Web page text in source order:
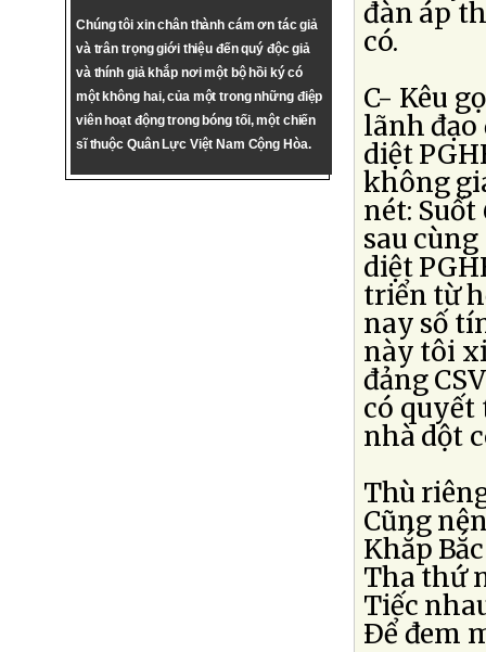
Chúng tôi xin chân thành cám ơn tác giả
và trân trọng giới thiệu đến quý độc giả
và thính giả khắp nơi một bộ hồi ký có
một không hai, của một trong những điệp
viên hoạt động trong bóng tối, một chiến
sĩ thuộc Quân Lực Việt Nam Cộng Hòa.
đàn áp
có.
C- Kêu
lãnh đạo
diệt
không
nét: Suốt
sau cùng
diệt
triển từ
nay số
này tôi
đảng
có quyết
nhà dột
Thù
Cũng
Khắp
Tha thứ
Tiếc
Ðể đem